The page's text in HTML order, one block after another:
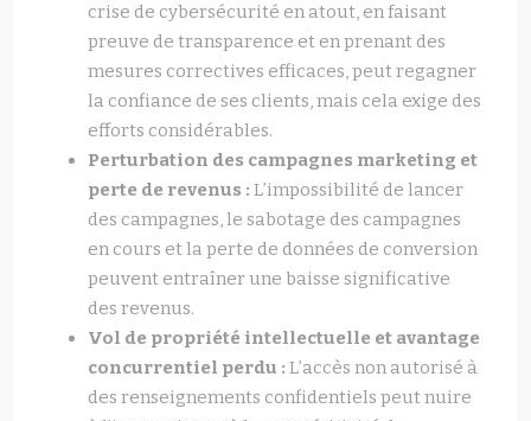
crise de cybersécurité en atout, en faisant
preuve de transparence et en prenant des
mesures correctives efficaces, peut regagner
la confiance de ses clients, mais cela exige des
efforts considérables.
Perturbation des campagnes marketing et
perte de revenus : L’impossibilité de lancer
des campagnes, le sabotage des campagnes
en cours et la perte de données de conversion
peuvent entraîner une baisse significative
des revenus.
Vol de propriété intellectuelle et avantage
concurrentiel perdu : L’accès non autorisé à
des renseignements confidentiels peut nuire